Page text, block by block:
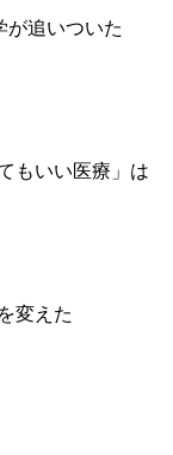
が追いついた
もいい医療」は
変えた